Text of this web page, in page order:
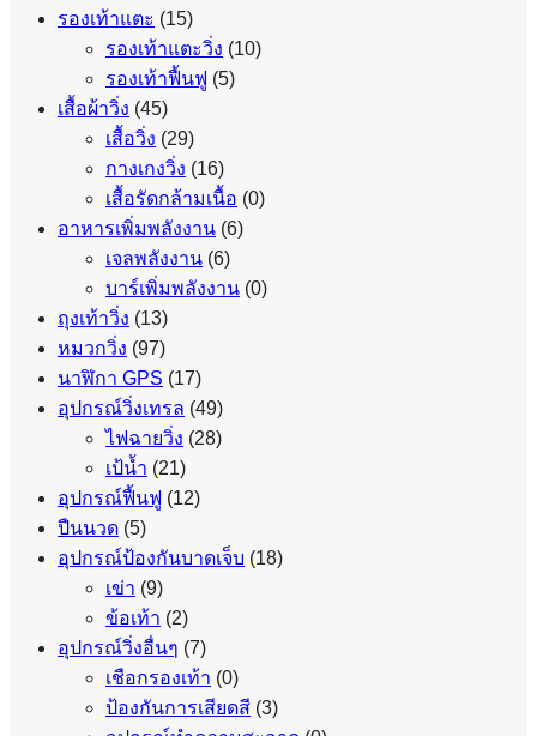
รองเท้าแตะ (15)
รองเท้าแตะวิ่ง (10)
รองเท้าฟื้นฟู (5)
เสื้อผ้าวิ่ง (45)
เสื้อวิ่ง (29)
กางเกงวิ่ง (16)
เสื้อรัดกล้ามเนื้อ (0)
อาหารเพิ่มพลังงาน (6)
เจลพลังงาน (6)
บาร์เพิ่มพลังงาน (0)
ถุงเท้าวิ่ง (13)
หมวกวิ่ง (97)
นาฬิกา GPS (17)
อุปกรณ์วิ่งเทรล (49)
ไฟฉายวิ่ง (28)
เป้น้ำ (21)
อุปกรณ์ฟื้นฟู (12)
ปืนนวด (5)
อุปกรณ์ป้องกันบาดเจ็บ (18)
เข่า (9)
ข้อเท้า (2)
อุปกรณ์วิ่งอื่นๆ (7)
เชือกรองเท้า (0)
ป้องกันการเสียดสี (3)